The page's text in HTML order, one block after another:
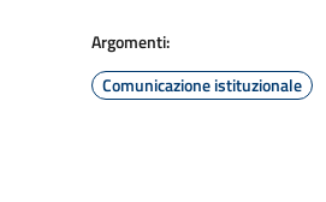
Argomenti:
Comunicazione istituzionale